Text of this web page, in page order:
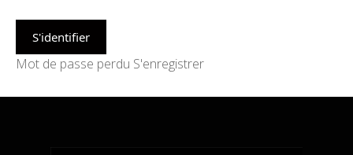
Mot de passe perdu S'enregistrer